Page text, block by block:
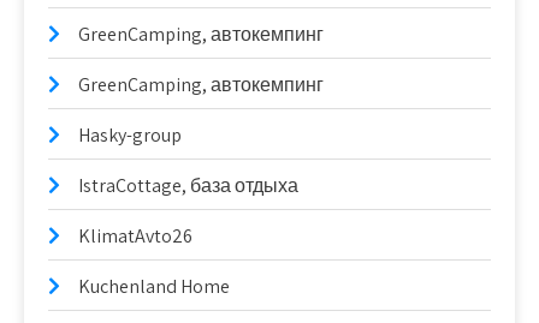
GreenCamping, автокемпинг
GreenCamping, автокемпинг
Hasky-group
IstraCottage, база отдыха
KlimatAvto26
Kuchenland Home